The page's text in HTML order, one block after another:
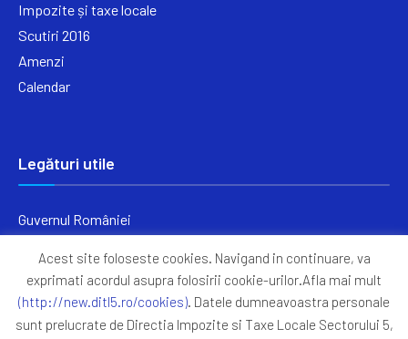
Impozite și taxe locale
Scutiri 2016
Amenzi
Calendar
Legături utile
Guvernul României
Primăria Sectorul 5
ANAF
Acest site foloseste cookies. Navigand in continuare, va
exprimati acordul asupra folosirii cookie-urilor.Afla mai mult
(http://new.ditl5.ro/cookies). Datele dumneavoastra personale
sunt prelucrate de Directia Impozite si Taxe Locale Sectorului 5,